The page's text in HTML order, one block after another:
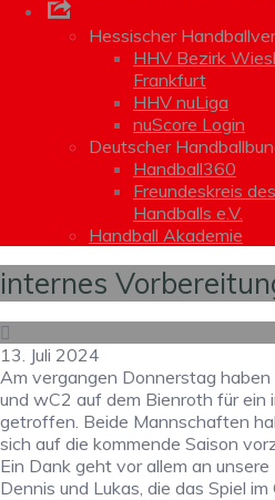
Hessischer
HHV Bezirk
Frankfurt
HHV nuLiga
nuScore Login
Deutscher
Handball360
Freundeskreis
Handballs e.V.
Handball Akademie
internes
13. Juli 2024
Am vergangen Donnerstag
und wC2 auf dem Bienroth für ein
getroffen. Beide Mannschaften
sich auf die kommende Saison
Ein Dank geht vor allem an
Dennis und Lukas, die das Spiel